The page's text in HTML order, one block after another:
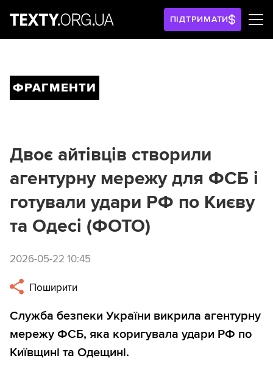
ПІДТРИМАТИ
ФРАГМЕНТИ
Двоє айтівців створили
агентурну мережу для ФСБ і
готували удари РФ по Києву
та Одесі (ФОТО)
2026-05-22 10:45
Поширити
Служба безпеки України викрила агентурну
мережу ФСБ, яка коригувала удари РФ по
Київщині та Одещині.